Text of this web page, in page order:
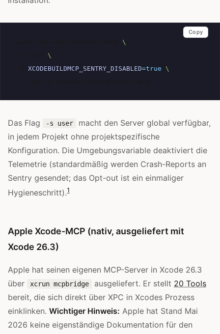
\
\
XCODEBUILDMCP_SENTRY_DISABLED=true \
Copy
Das Flag -s user
macht den Server global verfügbar,
in jedem Projekt ohne projektspezifische
Konfiguration. Die Umgebungsvariable deaktiviert die
Telemetrie (standardmäßig werden Crash-Reports an
Sentry gesendet; das Opt-out ist ein einmaliger
Hygieneschritt).1
Apple Xcode-MCP (nativ, ausgeliefert mit
Xcode 26.3)
Apple hat seinen eigenen MCP-Server in Xcode 26.3
über
xcrun mcpbridge ausgeliefert. Er stellt 20 Tools
bereit, die sich direkt über XPC in Xcodes Prozess
einklinken. Wichtiger Hinweis: Apple hat Stand Mai
2026 keine eigenständige Dokumentation für den